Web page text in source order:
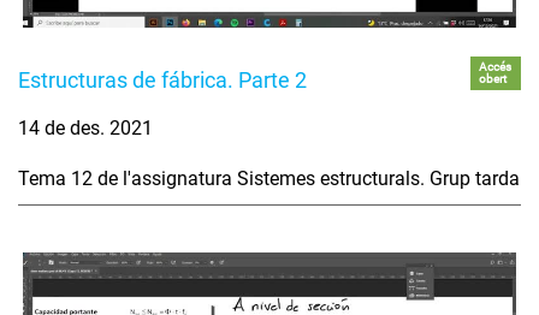
Estructuras de fábrica. Parte 2
Accés
obert
14 de des. 2021
Tema 12 de l'assignatura Sistemes estructurals. Grup tarda